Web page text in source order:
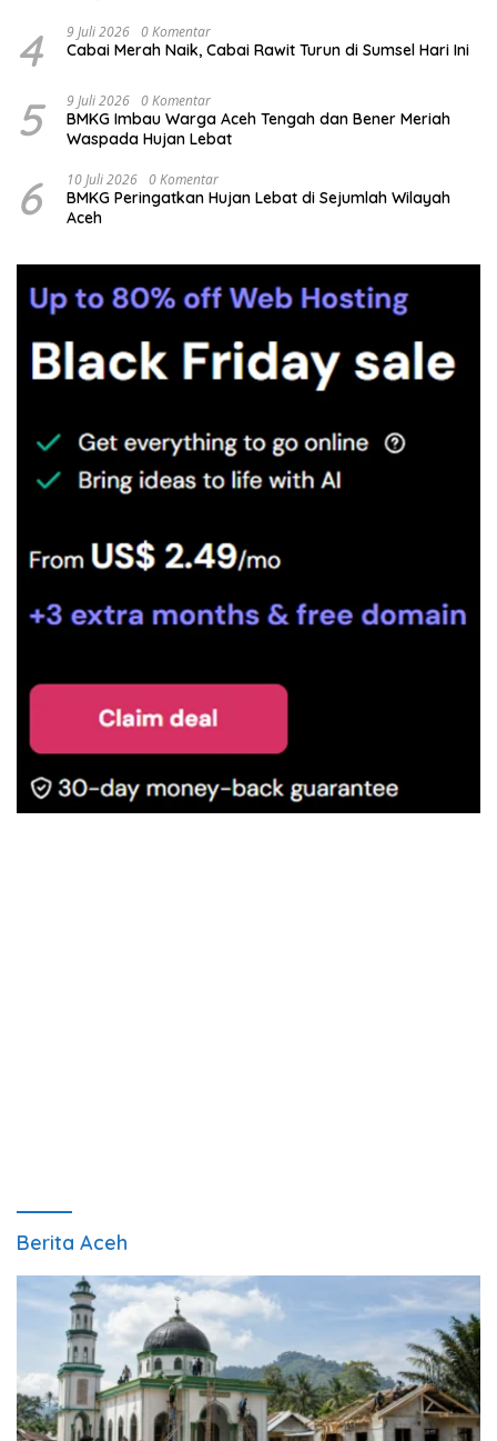
4 9 Juli 2026 0 Komentar
Cabai Merah Naik, Cabai Rawit Turun di Sumsel Hari Ini
5 9 Juli 2026 0 Komentar
BMKG Imbau Warga Aceh Tengah dan Bener Meriah
Waspada Hujan Lebat
6 10 Juli 2026 0 Komentar
BMKG Peringatkan Hujan Lebat di Sejumlah Wilayah
Aceh
Berita Aceh